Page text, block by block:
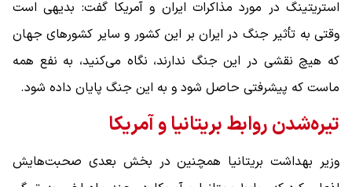
استریتینگ در مورد مذاکرات ایران و آمریکا گفت: بدیهی است
وقتی به تأثیر جنگ در ایران بر این کشور و سایر کشورهای جهان
که هیچ نقشی در این جنگ ندارند، نگاه می‌کنید، به نفع همه
ماست که پیشرفتی حاصل شود و به این جنگ پایان داده شود.
تیره‌شدن روابط بریتانیا و آمریکا
وزیر بهداشت بریتانیا همچنین در بخش بعدی صحبت‌هایش